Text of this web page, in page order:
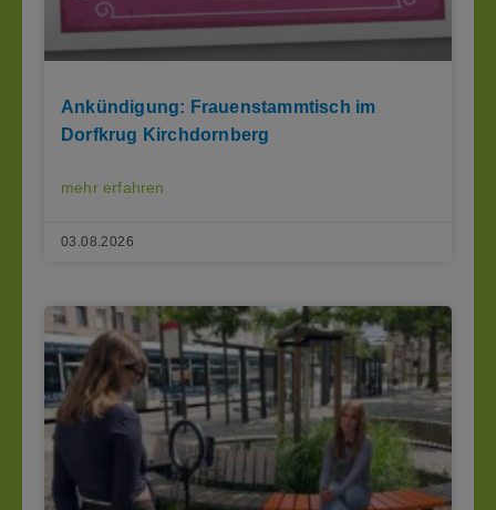
Ankündigung: Frauenstammtisch im
Dorfkrug Kirchdornberg
mehr erfahren
03.08.2026